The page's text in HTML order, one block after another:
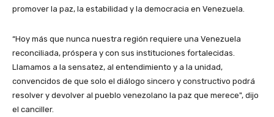
promover la paz, la estabilidad y la democracia en Venezuela.
“Hoy más que nunca nuestra región requiere una Venezuela
reconciliada, próspera y con sus instituciones fortalecidas.
Llamamos a la sensatez, al entendimiento y a la unidad,
convencidos de que solo el diálogo sincero y constructivo podrá
resolver y devolver al pueblo venezolano la paz que merece", dijo
el canciller.